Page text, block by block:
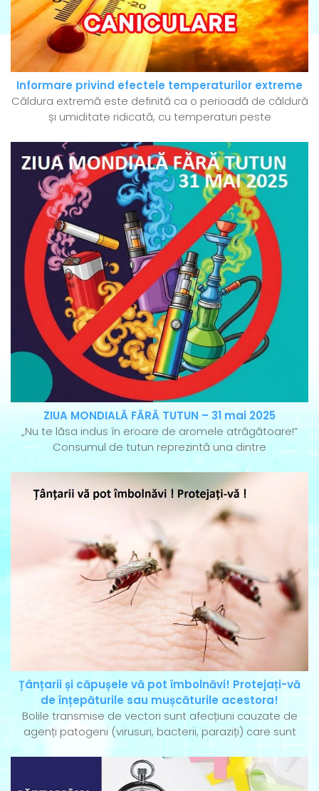
Informare privind efectele temperaturilor extreme
Căldura extremă este definită ca o perioadă de căldură
și umiditate ridicată, cu temperaturi peste
ZIUA MONDIALĂ FĂRĂ TUTUN – 31 mai 2025
„Nu te lăsa indus în eroare de aromele atrăgătoare!”
Consumul de tutun reprezintă una dintre
Țânțarii și căpușele vă pot îmbolnăvi! Protejați-vă
de înțepăturile sau mușcăturile acestora!
Bolile transmise de vectori sunt afecțiuni cauzate de
agenți patogeni (virusuri, bacterii, paraziți) care sunt